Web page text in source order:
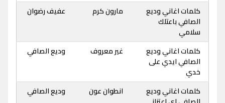
كلمات اغاني وديع
الصافي باعتلك
سلامي
مارون كرم عفيف رضوان
كلمات اغاني وديع
الصافي ايدي على
خدي
غير معروف وديع الصافي
كلمات اغاني وديع
انطوان عون وديع الصافي